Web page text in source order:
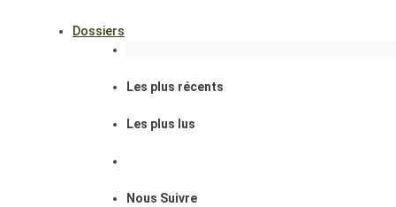
Dossiers
Les plus récents
Les plus lus
Nous Suivre